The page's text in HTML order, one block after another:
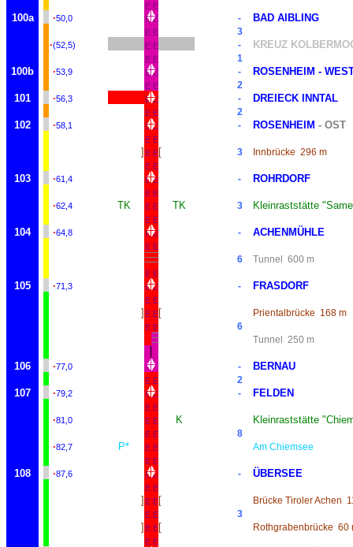
E E
100a ·50,0 E E - BAD AIBLING
E E 3
·(52,5) E E - KREUZ
E E 1
100b ·53,9 E E - ROSENHEIM -
E E 2
101 ·56,3 E E - DREIECK INNTAL
E E 2
102 ·58,1 E E - ROSENHEIM - OST
E E
] E E[ 3 Innbrücke 296 m
E E
103 ·61,4 E E - ROHRDORF
E E
·62,4 TK E E TK 3 Kleinraststätte
E E
104 ·64,8 E E - ACHENMÜHLE
E E
6 Tunnel 600 m
E E
105 ·71,3 E E - FRASDORF
E E
] E E[ Prientalbrücke 168 m
E E
6
Tunnel
250 m
106 ·77,0 - BERNAU
E E 2
107 ·79,2 E E - FELDEN
E E
·81,0 E E K Kleinraststätte
E E 8
·82,7 P* E E Am Chiemsee
E E
108 ·87,6 E E - ÜBERSEE
E E
] E E[ Brücke Tiroler Achen
E E 3
] E E[ Rothgrabenbrücke 60
E E